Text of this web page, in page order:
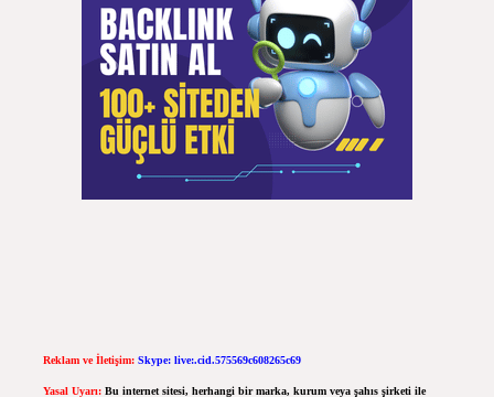
Reklam ve İletişim: Skype: live:.cid.575569c608265c69
Yasal Uyarı: Bu internet sitesi, herhangi bir marka, kurum veya şahıs şirketi ile